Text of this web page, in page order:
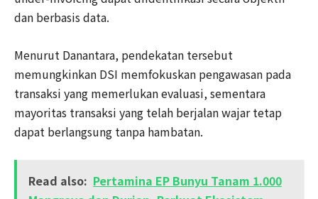
dan berbasis data.
Menurut Danantara, pendekatan tersebut
memungkinkan DSI memfokuskan pengawasan pada
transaksi yang memerlukan evaluasi, sementara
mayoritas transaksi yang telah berjalan wajar tetap
dapat berlangsung tanpa hambatan.
Read also: Pertamina EP Bunyu Tanam 1.000